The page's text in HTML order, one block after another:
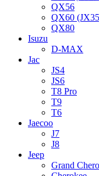
QX56
QX60
QX80
Isuzu
D-MAX
Jac
JS4
JS6
T8 Pro
T9
T6
Jaecoo
J7
J8
Jeep
Grand